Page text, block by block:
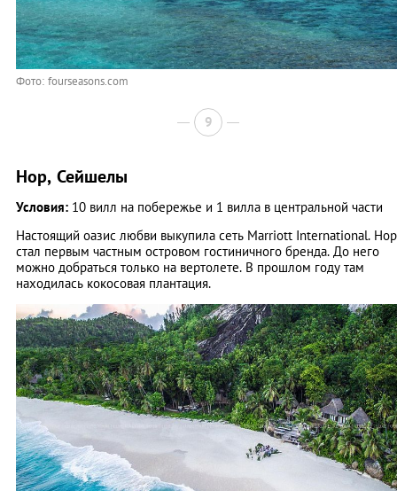
Фото: fourseasons.com
9
Нор, Сейшелы
Условия: 10 вилл на побережье и 1 вилла в центральной части
Настоящий оазис любви выкупила сеть Marriott International. Нор
стал первым частным островом гостиничного бренда. До него
можно добраться только на вертолете. В прошлом году там
находилась кокосовая плантация.